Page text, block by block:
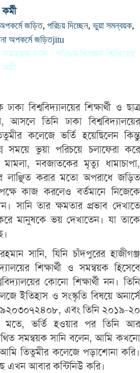
কর্মী
অপকর্মে জড়িত, পরিচয় দিচ্ছেন, ভুয়া সমন্বয়ক,
অপকর্মে জড়িতjitu
সানি : পরিচয় দিচ্ছেন শিবিরের
কর্মী
বিশ্ববিদ্যালয়ের শিক্ষার্থী ও ছাত্র
তিনি ঢাকা বিশ্ববিদ্যালয়ের
কলেজে ভর্তি হয়েছিলেন কিন্তু
সময়ে ভুয়া পরিচয়ে চলাফেরা করে
নবজাতকের মৃত্যু ধামাচাপা,
লাঞ্ছিত করার মতো অপরাধে জড়িত
কাজ করলেও বর্তমানে নিজেকে
সানি তার ক্ষমতার প্রভাব দেখাতে
মানুষকে ভয় দেখাতেন। যা তাকে
সানি, যিনি চাঁদপুরের হাজীগঞ্জ
শিক্ষার্থী ও সমন্বয়ক হিসেবে
কোনো শিক্ষার্থী নন। তিনি
ইতিহাস ও সংস্কৃতি বিষয়ে অনার্সে
১৯২০৩০৭২৪০৮, এবং তিনি ২০১৯-২০
মতে, ভর্তি হওয়ার পর তিনি আর
সমন্বয়ক সানি বলেন, আমি কখনো
আমি তিতুমীর কলেজে পড়াশোনা করি।
এখন আবার কন্টিনিউ করি।